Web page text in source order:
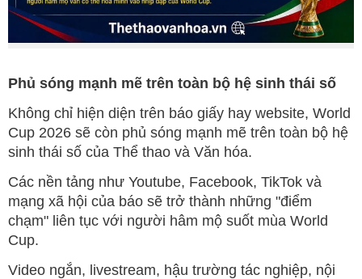
Phủ sóng mạnh mẽ trên toàn bộ hệ sinh thái số
Không chỉ hiện diện trên báo giấy hay website, World
Cup 2026 sẽ còn phủ sóng mạnh mẽ trên toàn bộ hệ
sinh thái số của Thể thao và Văn hóa.
Các nền tảng như Youtube, Facebook, TikTok và
mạng xã hội của báo sẽ trở thành những "điểm
chạm" liên tục với người hâm mộ suốt mùa World
Cup.
Video ngắn, livestream, hậu trường tác nghiệp, nội